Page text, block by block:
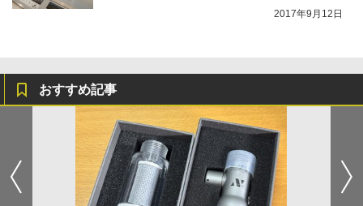
2017年9月12日
おすすめ記事